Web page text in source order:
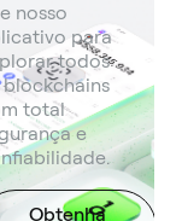
nosso
para
todos
blockchains
total
e
Obtenha